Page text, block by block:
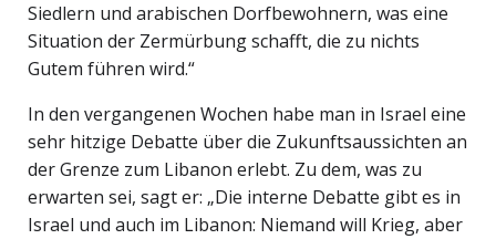
Siedlern und arabischen Dorfbewohnern, was eine
Situation der Zermürbung schafft, die zu nichts
Gutem führen wird.“
In den vergangenen Wochen habe man in Israel eine
sehr hitzige Debatte über die Zukunftsaussichten an
der Grenze zum Libanon erlebt. Zu dem, was zu
erwarten sei, sagt er: „Die interne Debatte gibt es in
Israel und auch im Libanon: Niemand will Krieg, aber